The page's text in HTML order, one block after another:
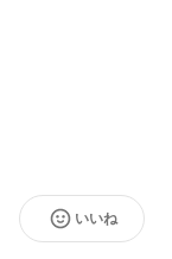
いいね